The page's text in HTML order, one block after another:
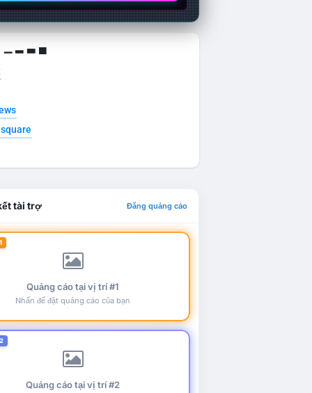
▁ ▂ ▃ ▄
tài trợ Đăng quảng cáo
Quảng cáo tại vị trí #1
Nhấn để đặt quảng cáo của bạn
Quảng cáo tại vị trí #2